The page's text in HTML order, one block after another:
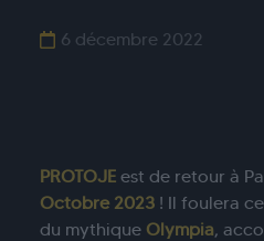
6 décembre 2022
PROTOJEest de retour à
Octobre 2023! Il foulera
du mythique Olympia,